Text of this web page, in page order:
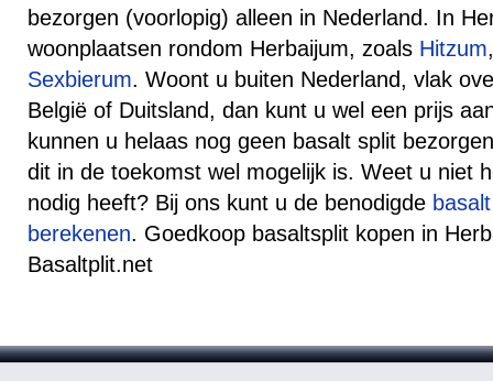
bezorgen (voorlopig) alleen in Nederland. In
woonplaatsen rondom Herbaijum, zoals Hitzum
Sexbierum. Woont u buiten Nederland, vlak
België of Duitsland, dan kunt u wel een prijs
kunnen u helaas nog geen basalt split
dit in de toekomst wel mogelijk is. Weet u niet
nodig heeft? Bij ons kunt u de benodigde
berekenen. Goedkoop basaltsplit kopen in
Basaltplit.net